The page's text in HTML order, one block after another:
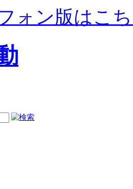
ォン版はこ